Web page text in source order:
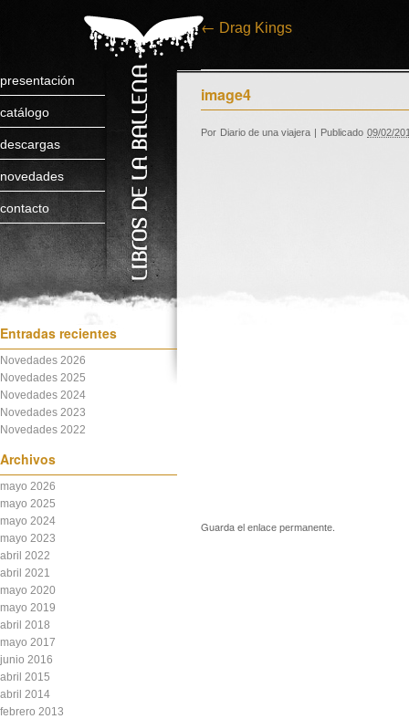
presentación
catálogo
descargas
novedades
contacto
Entradas recientes
Novedades 2026
Novedades 2025
Novedades 2024
Novedades 2023
Novedades 2022
Archivos
mayo 2026
mayo 2025
mayo 2024
mayo 2023
abril 2022
abril 2021
mayo 2020
mayo 2019
abril 2018
mayo 2017
junio 2016
abril 2015
abril 2014
febrero 2013
← Drag Kings
image4
Por Diario de una viajera | Publicado 09/02/
Guarda el enlace permanente